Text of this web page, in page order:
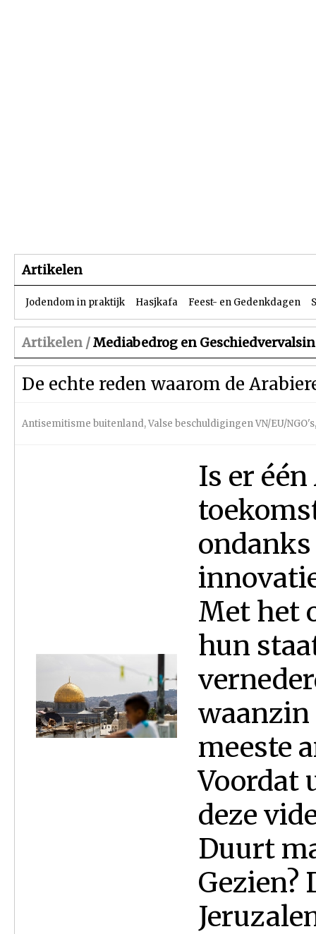
Artikelen
Jodendom in praktijk Hasjkafa Feest- en Gedenkdagen
Artikelen /Mediabedrog en
De echte reden waarom de
Antisemitisme buitenland,Valse beschuldigingen VN/EU/NGO's
Is er
Met het
hun
waanzin
meeste
Voordat
deze
Duurt
Gezien?